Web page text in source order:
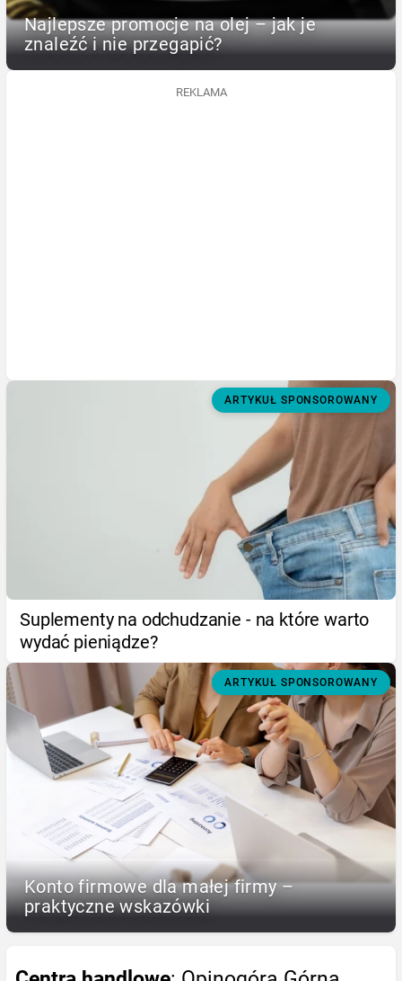
Najlepsze promocje na olej – jak je
znaleźć i nie przegapić?
REKLAMA
ARTYKUŁ SPONSOROWANY
Suplementy na odchudzanie - na które warto
wydać pieniądze?
ARTYKUŁ SPONSOROWANY
Konto firmowe dla małej firmy –
praktyczne wskazówki